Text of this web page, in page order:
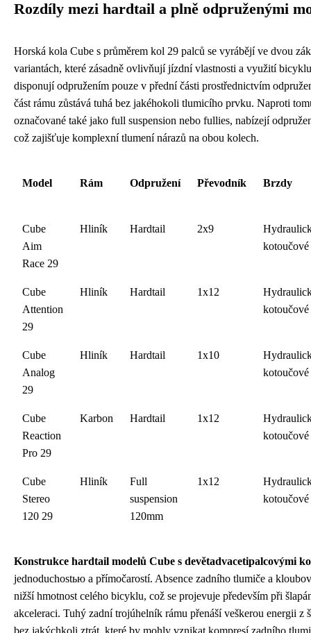
Rozdíly mezi hardtail a plně odpruženými
Horská kola Cube s průměrem kol 29 palců se vyrábějí ve dvou
variantách, které zásadně ovlivňují jízdní vlastnosti a využití
disponují odpružením pouze v přední části prostřednictvím
část rámu zůstává tuhá bez jakéhokoli tlumicího prvku. Naproti
označované také jako full suspension nebo fullies, nabízejí
což zajišťuje komplexní tlumení nárazů na obou kolech.
Model Rám Odpružení Převodník Brzdy
Cube
Aim
Race 29
Hliník Hardtail 2x9
kotoučové
Cube
Attention
29
Hliník Hardtail 1x12
kotoučové
Cube
Analog
29
Hliník Hardtail 1x10
kotoučové
Cube
Reaction
Pro 29
Karbon Hardtail 1x12
kotoučové
Cube
Stereo
120 29
Hliník
Full
suspension
120mm
1x12
kotoučové
Konstrukce hardtail modelů Cube s devětadvacetipalcovými
jednoduchostью a přímočarostí. Absence zadního tlumiče a
nižší hmotnost celého bicyklu, což se projevuje především při
akceleraci. Tuhý zadní trojúhelník rámu přenáší veškerou energii z
bez jakýchkoli ztrát, které by mohly vznikat kompresí zadního